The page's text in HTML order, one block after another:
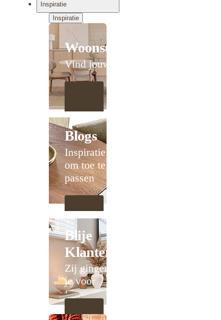
Inspiratie
Inspiratie
Woonstijlen
Vind jouw stijl
Blogs
Inspiratie
om toe te
passen
Blije
Klanten
Zij gingen
je voor